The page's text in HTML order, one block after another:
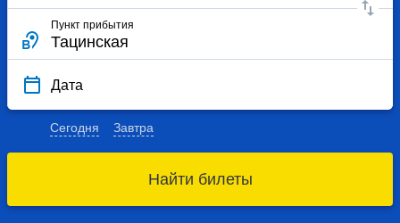
Пункт прибытия
Дата
Сегодня Завтра
Найти билеты